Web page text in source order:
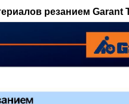
резанием Garant